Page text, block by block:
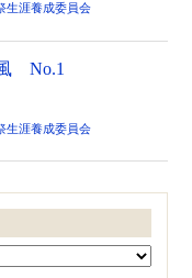
生涯養成委員会
No.1
生涯養成委員会